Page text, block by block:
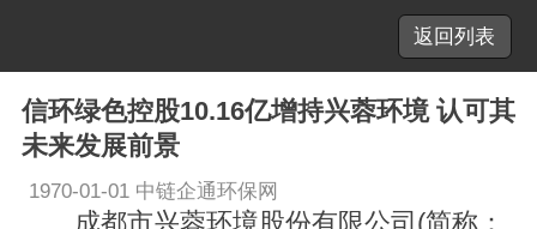
返回列表
信环绿色控股10.16亿增持兴蓉环境 认可其
未来发展前景
1970-01-01 中链企通环保网
成都市兴蓉环境股份有限公司(简称：